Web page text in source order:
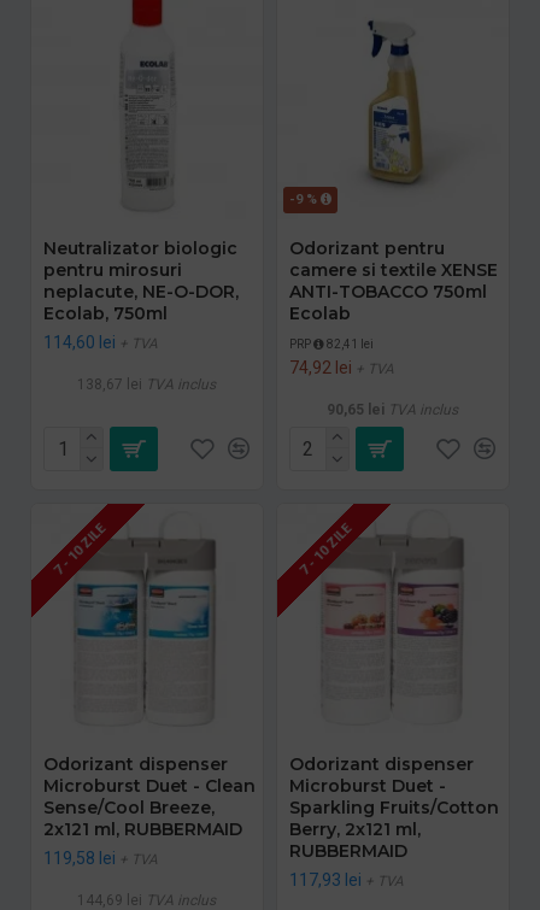
Neutralizator biologic
pentru mirosuri
neplacute, NE-O-DOR,
Ecolab, 750ml
114,60 lei + TVA
138,67 lei TVA inclus
-9 %
Odorizant pentru
camere si textile XENSE
ANTI-TOBACCO 750ml
Ecolab
PRP 82,41 lei
74,92 lei + TVA
90,65 lei TVA inclus
7 - 10 ZILE
Odorizant dispenser
Microburst Duet - Clean
Sense/Cool Breeze,
2x121 ml, RUBBERMAID
119,58 lei + TVA
144,69 lei TVA inclus
7 - 10 ZILE
Odorizant dispenser
Microburst Duet -
Sparkling Fruits/Cotton
Berry, 2x121 ml,
RUBBERMAID
117,93 lei + TVA